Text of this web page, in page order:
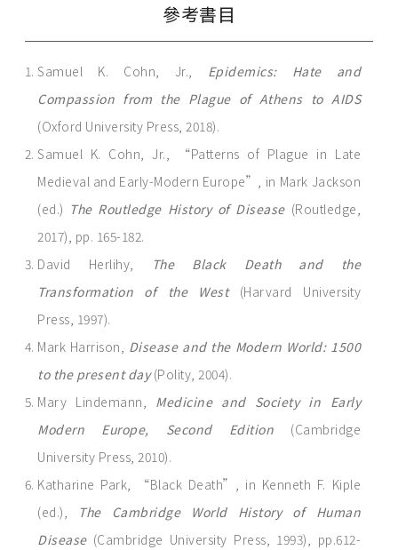
參考書目
Samuel K. Cohn, Jr., Epidemics: Hate and
Compassion from the Plague of Athens to AIDS
(Oxford University Press, 2018).
Samuel K. Cohn, Jr., “Patterns of Plague in Late
Medieval and Early-Modern Europe”, in Mark Jackson
(ed.) The Routledge History of Disease (Routledge,
2017), pp. 165-182.
David Herlihy,
The Black Death and the
Transformation of the West (Harvard University
Press, 1997).
Mark Harrison, Disease and the Modern World: 1500
to the present day(Polity, 2004).
Mary Lindemann, Medicine and Society in Early
Modern Europe, Second Edition (Cambridge
University Press, 2010).
Katharine Park, “Black Death”, in Kenneth F. Kiple
(ed.),
The Cambridge World History of Human
Disease(Cambridge University Press, 1993), pp.612-